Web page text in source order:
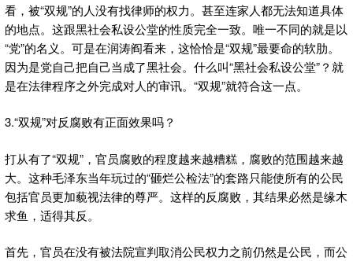
看，被“双规”的人没有找律师的权力。甚至连家人都无法知道具体
的地点。这跟黑社会私设公堂的性质完全一致。唯一不同的就是以
“党”的名义。可是在润涛阎看来，这恰恰是“双规”最要命的软肋。
因为是党自己把自己当成了黑社会。什么叫“黑社会私设公堂”？就
是在法律程序之外完成对人的审讯。“双规”就符合这一点。
3.“双规”对反腐败有正面效果吗？
打从有了“双规”，官员腐败的程度越来越糟糕，腐败的范围越来越
大。这种毛泽东当年玩过的“砸烂公检法”的套路只能使所有的公民
包括官员更加藐视法律的尊严。这样的反腐败，其结果必然是缘木
求鱼，适得其反。
首先，官员在没有被法院宣判取消公民权力之前仍然是公民，而公